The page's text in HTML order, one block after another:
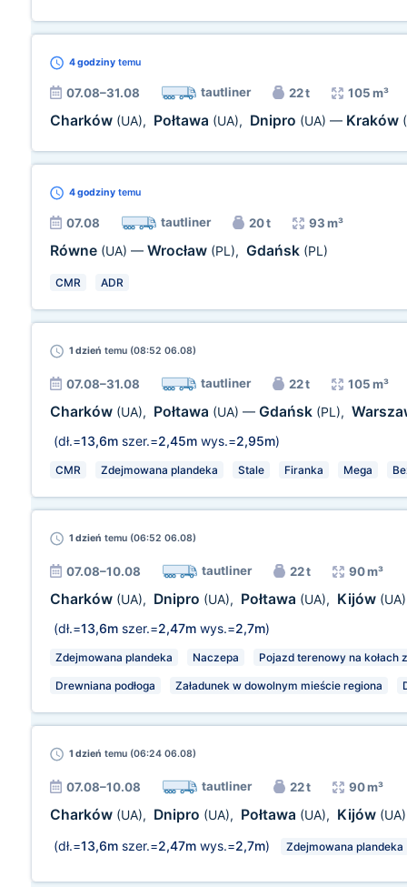
4 godziny temu
07.08–31.08 tautliner 22 t 105 m³
Charków (UA), Połtawa (UA), Dnipro (UA) — Kraków
4 godziny temu
07.08 tautliner 20 t 93 m³
Równe (UA) — Wrocław (PL), Gdańsk (PL)
CMR ADR
1 dzień temu (08:52 06.08)
07.08–31.08 tautliner 22 t 105 m³
Charków (UA), Połtawa (UA) — Gdańsk (PL),
(dł.=13,6m szer.=2,45m wys.=2,95m)
CMR Zdejmowana plandeka Stale Firanka Mega
1 dzień temu (06:52 06.08)
07.08–10.08 tautliner 22 t 90 m³
Charków (UA), Dnipro (UA), Połtawa (UA), Kijów (UA)
(dł.=13,6m szer.=2,47m wys.=2,7m)
Zdejmowana plandeka Naczepa Pojazd terenowy na kołach
Drewniana podłoga Załadunek w dowolnym mieście regiona
1 dzień temu (06:24 06.08)
07.08–10.08 tautliner 22 t 90 m³
Charków (UA), Dnipro (UA), Połtawa (UA), Kijów (UA)
(dł.=13,6m szer.=2,47m wys.=2,7m) Zdejmowana plandeka